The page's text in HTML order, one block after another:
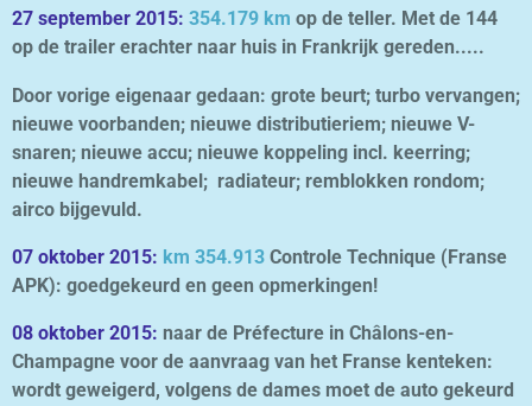
27 september 2015: 354.179 km op de teller. Met de 144
op de trailer erachter naar huis in Frankrijk gereden.....
Door vorige eigenaar gedaan: grote beurt; turbo vervangen;
nieuwe voorbanden; nieuwe distributieriem; nieuwe V-
snaren; nieuwe accu; nieuwe koppeling incl. keerring;
nieuwe handremkabel; radiateur; remblokken rondom;
airco bijgevuld.
07 oktober 2015: km 354.913 Controle Technique (Franse
APK): goedgekeurd en geen opmerkingen!
08 oktober 2015: naar de Préfecture in Châlons-en-
Champagne voor de aanvraag van het Franse kenteken:
wordt geweigerd, volgens de dames moet de auto gekeurd